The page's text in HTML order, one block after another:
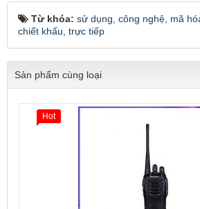
Từ khóa: sử dụng công nghệ mã
chiết khấu trực tiếp
Sản phẩm cùng loại
Hot